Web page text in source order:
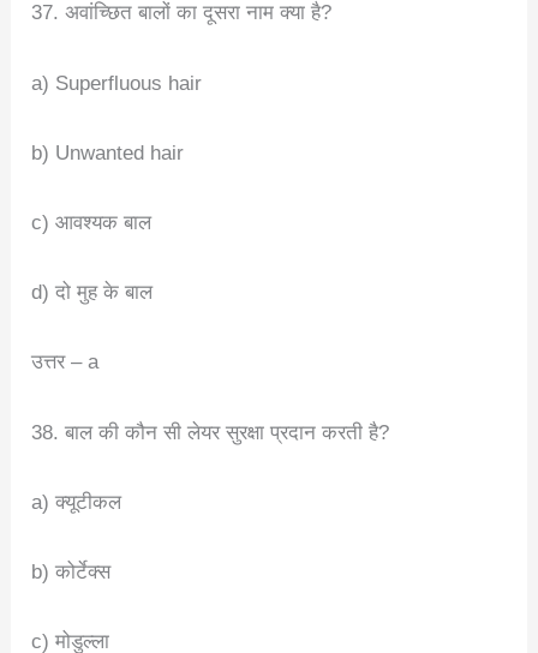
37. अवांच्छित बालों का दूसरा नाम क्या है?
a) Superfluous hair
b) Unwanted hair
c) आवश्यक बाल
d) दो मुह के बाल
उत्तर – a
38. बाल की कौन सी लेयर सुरक्षा प्रदान करती है?
a) क्यूटीकल
b) कोर्टेक्स
c) मोडुल्ला